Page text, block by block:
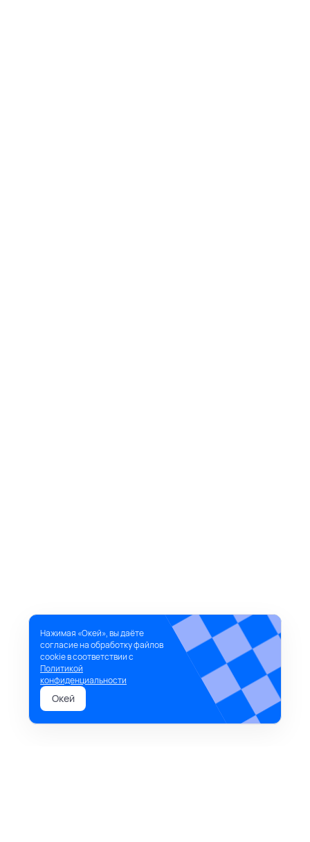
Нажимая «Окей», вы даёте
согласие на обработку файлов
cookie в соответствии с
Политикой
конфиденциальности
Окей